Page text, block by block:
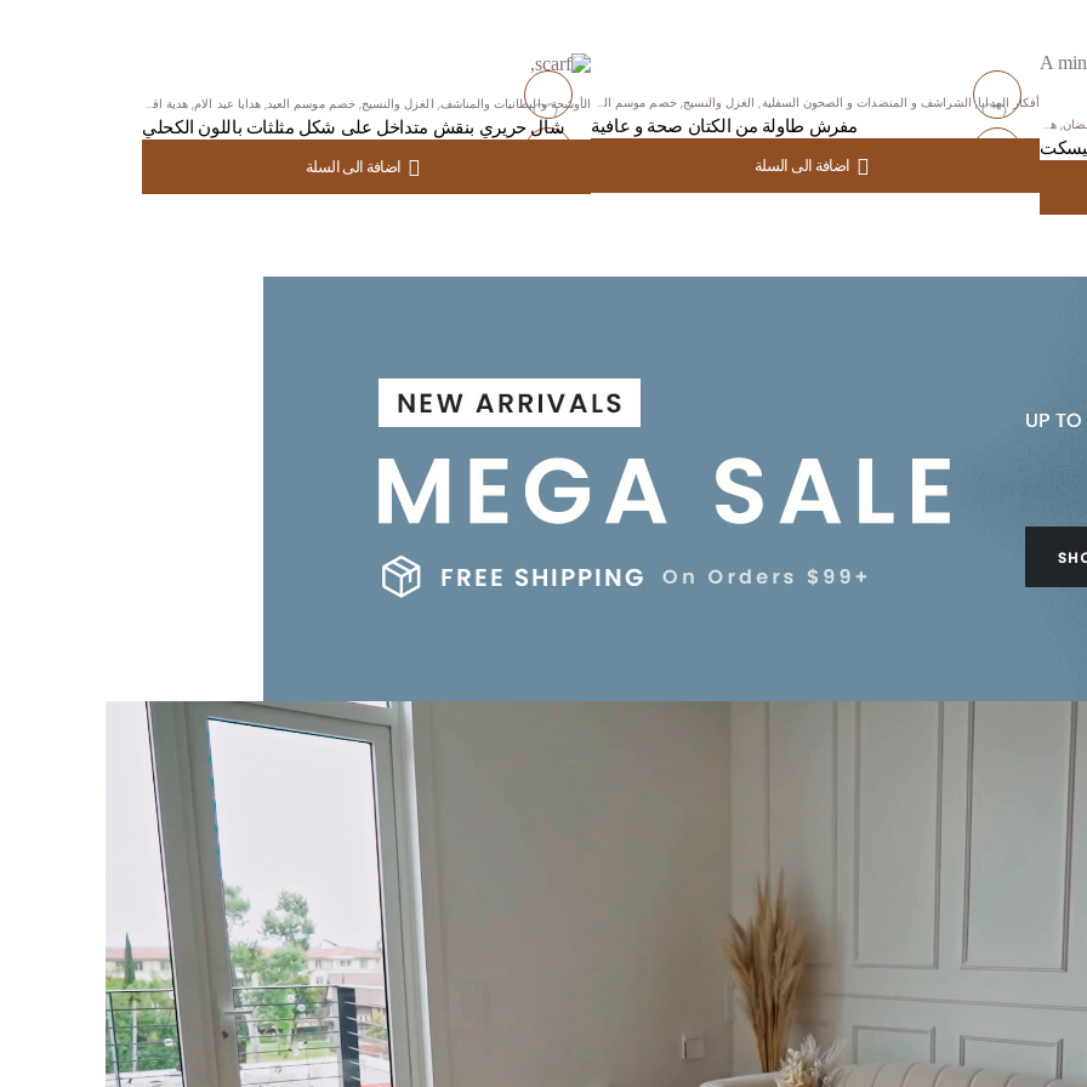
,هدية اقل من $100
اضافة الى السلة
للمفضلة
أفكار الهدايا,الشراشف و المنضدات و الصحون السفلية, الغزل والنسيج,خصم موسم العيد ,مجموعة التقديم,هدايا الزيارات
مفرش طاولة من الكتان صحة و عافية
71.00 اضافة الى السلة
للمفضلة
الأوشحة والبطانيات والمناشف, الغزل والنسيج,خصم موسم العيد,هدايا عيد الام, هدية اقل من $100
شال حريري بنقش متداخل على شكل مثلثات باللون الكحلي
97.00